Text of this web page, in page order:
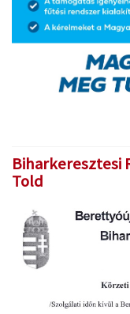
Biharkeresztesi
Told